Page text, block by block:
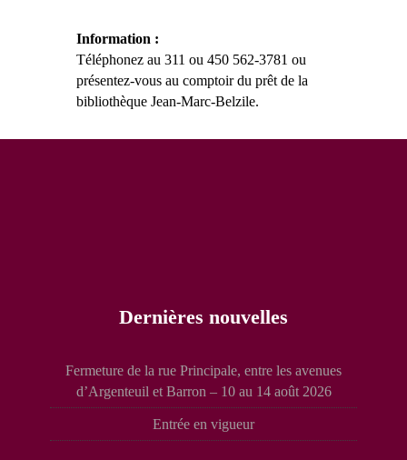
Information :
Téléphonez au 311 ou 450 562-3781 ou
présentez-vous au comptoir du prêt de la
bibliothèque Jean-Marc-Belzile.
Dernières nouvelles
Fermeture de la rue Principale, entre les avenues
d’Argenteuil et Barron – 10 au 14 août 2026
Entrée en vigueur